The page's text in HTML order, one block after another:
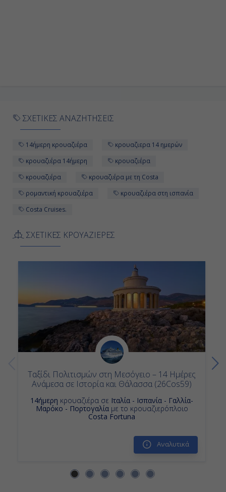
-
Ημέρα 13η
Πάλμα Μαγιόρκα ( Βαλεαρίδες ),
Ισπανία
08:00
Ημέρα 14η
Βαρκελώνη, Ισπανία
ΣΧΕΤΙΚΕΣ ΑΝΑΖΗΤΗΣΕΙΣ
14ήμερη κρουαζιέρα
κρουαζιερα 14 ημερών
κρουαζιέρα 14ήμερη
κρουαζιέρα
κρουαζιέρα
κρουαζιέρα με τη Costa
ρομαντική κρουαζιέρα
κρουαζιέρα στη ισπανία
Costa Cruises.
ΣΧΕΤΙΚΕΣ ΚΡΟΥΑΖΙΕΡΕΣ
Ταξίδι Πολιτισμών στη Μεσόγειο – 14 Ημέρες
Ανάμεσα σε Ιστορία και Θάλασσα (26Cos59)
14ήμερη κρουαζιέρα σε Ιταλία - Ισπανία - Γαλλία-
Μαρόκο - Πορτογαλίαμε το κρουαζιερόπλοιο
Costa Fortuna
Αναλυτικά